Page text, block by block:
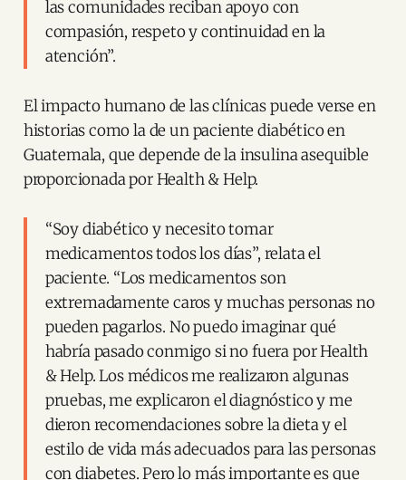
las comunidades reciban apoyo con
compasión, respeto y continuidad en la
atención”.
El impacto humano de las clínicas puede verse en
historias como la de un paciente diabético en
Guatemala, que depende de la insulina asequible
proporcionada por Health & Help.
“Soy diabético y necesito tomar
medicamentos todos los días”, relata el
paciente. “Los medicamentos son
extremadamente caros y muchas personas no
pueden pagarlos. No puedo imaginar qué
habría pasado conmigo si no fuera por Health
& Help. Los médicos me realizaron algunas
pruebas, me explicaron el diagnóstico y me
dieron recomendaciones sobre la dieta y el
estilo de vida más adecuados para las personas
con diabetes. Pero lo más importante es que